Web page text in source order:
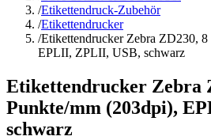
/Etikettendruck-Zubehör
/Etikettendrucker
/Etikettendrucker Zebra ZD230,
EPLII, ZPLII, USB, schwarz
Etikettendrucker Zebra
Punkte/mm (203dpi),
schwarz